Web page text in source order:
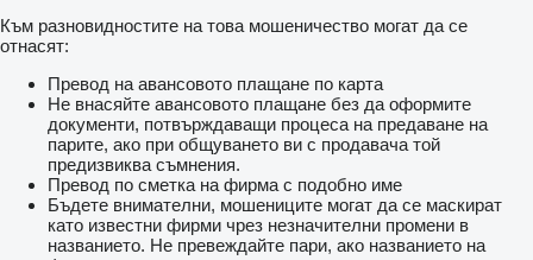
Към разновидностите на това мошеничество могат да се
отнасят:
Превод на авансовото плащане по карта
Не внасяйте авансовото плащане без да оформите
документи, потвърждаващи процеса на предаване на
парите, ако при общуването ви с продавача той
предизвиква съмнения.
Превод по сметка на фирма с подобно име
Бъдете внимателни, мошениците могат да се маскират
като известни фирми чрез незначителни промени в
названието. Не превеждайте пари, ако названието на